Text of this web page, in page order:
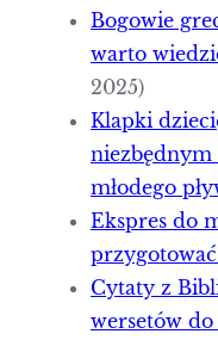
Bogowie
warto
2025)
Klapki
niezbędnym
młodego
Ekspres do
Cytaty z
wersetów